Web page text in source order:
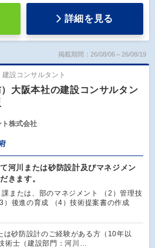
詳細を見る
掲載期間：26/08/06～26/08/19
設コンサルタント
大阪本社の建設コンサルタン
株式会社
河川または砂防設計及びマネジメン
きます。
課または、部のマネジメント （2）管理技
）後進の育成 （4）技術提案書の作成
は砂防設計のご経験がある方（10年以
術士（建設部門：河川…